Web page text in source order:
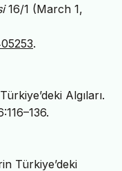
16/1 (March 1,
.
Algıları.
Türkiye’deki